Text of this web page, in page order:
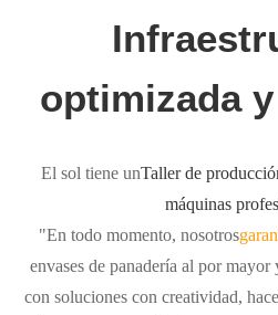
optimizada
El sol tiene unTaller de
máquinas
"En todo momento, nosotros
envases de panadería al por
con soluciones con creatividad,